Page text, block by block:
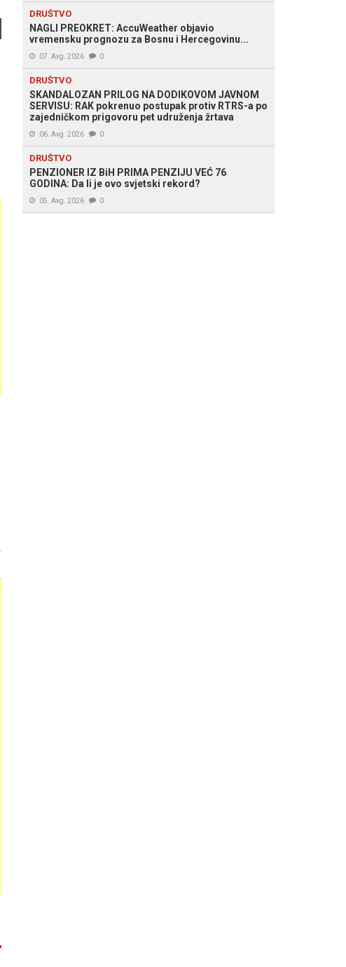
(Foto: Slobodna Bosna)
DRUŠTVO
NAGLI PREOKRET: AccuWeather objavio
vremensku prognozu za Bosnu i Hercegovinu...
07. Avg. 2026 0
DRUŠTVO
SKANDALOZAN PRILOG NA DODIKOVOM JAVNOM
SERVISU: RAK pokrenuo postupak protiv RTRS-a po
zajedničkom prigovoru pet udruženja žrtava
06. Avg. 2026 0
DRUŠTVO
PENZIONER IZ BiH PRIMA PENZIJU VEĆ 76
GODINA: Da li je ovo svjetski rekord?
05. Avg. 2026 0